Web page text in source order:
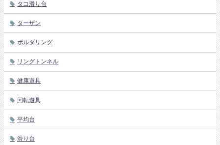
タコ滑り台
ターザン
ボルダリング
リングトンネル
健康遊具
回転遊具
平均台
滑り台